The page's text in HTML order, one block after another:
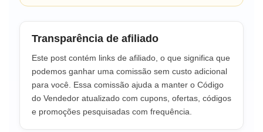
Transparência de afiliado
Este post contém links de afiliado, o que significa que
podemos ganhar uma comissão sem custo adicional
para você. Essa comissão ajuda a manter o Código
do Vendedor atualizado com cupons, ofertas, códigos
e promoções pesquisadas com frequência.